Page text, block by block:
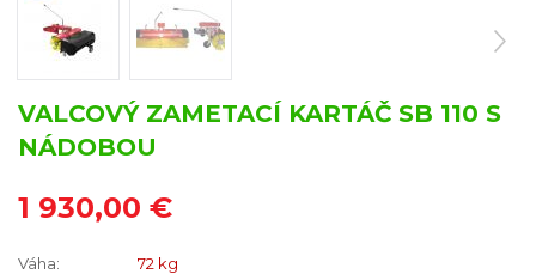
VALCOVÝ ZAMETACÍ KARTÁČ SB 110 S
NÁDOBOU
1 930,00 €
Váha:
72 kg